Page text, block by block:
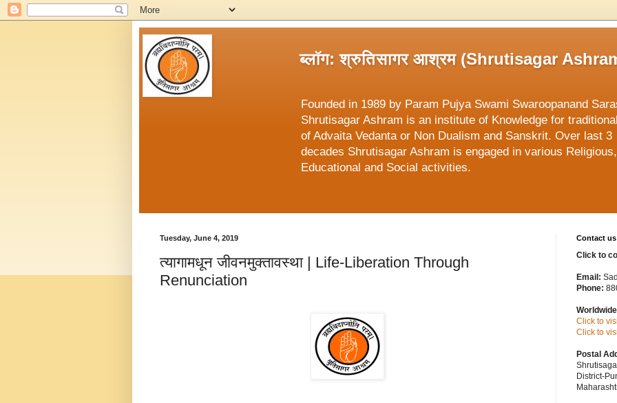
ब्लॉग: श्रुतिसागर आश्रम (Shrutisagar
Founded in 1989 by Param Pujya Swami Swaroopanand
Shrutisagar Ashram is an institute of Knowledge for
of Advaita Vedanta or Non Dualism and Sanskrit. Over last 3
decades Shrutisagar Ashram is engaged in various Religious,
Educational and Social activities.
Tuesday, June 4, 2019
त्यागामधून जीवनमुक्तावस्था | Life-Liberation Through
Renunciation
Contact us
Click to
Email:
Phone:
Click to
Click to
Postal
District-